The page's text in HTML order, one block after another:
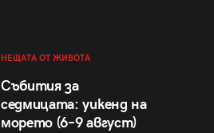
НЕЩАТА ОТ ЖИВОТА
Събития за
седмицата: уикенд на
морето (6–9 август)